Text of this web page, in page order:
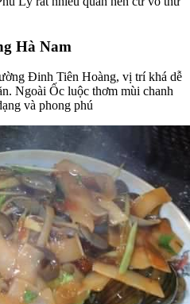
Hà Nam
Đinh Tiên Hoàng, vị trí khá dễ
Ngoài Ốc luộc thơm mùi chanh
và phong phú